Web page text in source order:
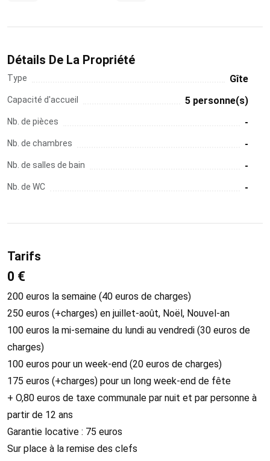
Détails De La Propriété
Type Gîte
Capacité d'accueil 5 personne(s)
Nb. de pièces -
Nb. de chambres -
Nb. de salles de bain -
Nb. de WC -
Tarifs
0 €
200 euros la semaine (40 euros de charges)
250 euros (+charges) en juillet-août, Noël, Nouvel-an
100 euros la mi-semaine du lundi au vendredi (30 euros de
charges)
100 euros pour un week-end (20 euros de charges)
175 euros (+charges) pour un long week-end de fête
+ O,80 euros de taxe communale par nuit et par personne à
partir de 12 ans
Garantie locative : 75 euros
Sur place à la remise des clefs